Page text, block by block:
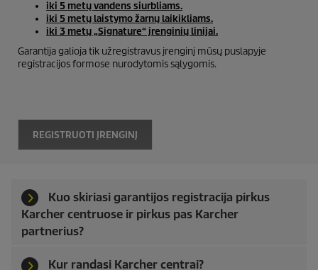
iki 5 metų vandens siurbliams.
iki 5 metų laistymo žarnų laikikliams.
iki 3 metų „Signature“ įrenginių linijai.
Garantija galioja tik užregistravus įrenginį mūsų puslapyje
registracijos formose nurodytomis sąlygomis.
REGISTRUOTI ĮRENGINĮ
Kuo skiriasi garantijos registracija pirkus
Karcher centruose ir pirkus pas Karcher
partnerius?
Kur randasi Karcher centrai?